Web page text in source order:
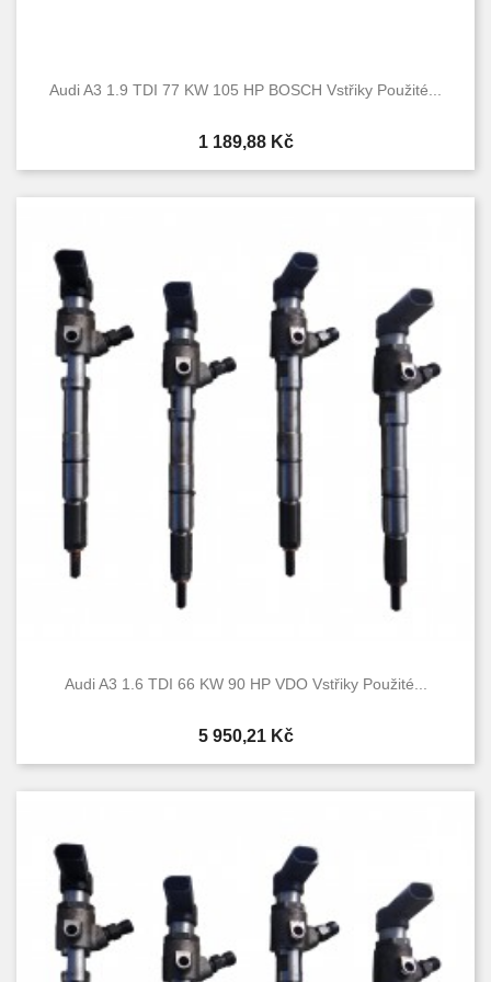
Audi A3 1.9 TDI 77 KW 105 HP BOSCH Vstřiky Použité...
Cena
1 189,88 Kč
Audi A3 1.6 TDI 66 KW 90 HP VDO Vstřiky Použité...
Cena
5 950,21 Kč